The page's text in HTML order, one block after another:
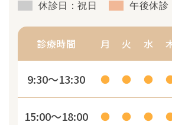
休診日：祝日 午後休診
診療時間 月 火 水
9:30～13:30 ● ● ●
15:00～18:00 ● ● ●